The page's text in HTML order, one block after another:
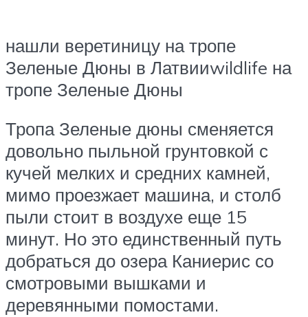
нашли веретиницу на тропе
Зеленые Дюны в Латвииwildlife на
тропе Зеленые Дюны
Тропа Зеленые дюны сменяется
довольно пыльной грунтовкой с
кучей мелких и средних камней,
мимо проезжает машина, и столб
пыли стоит в воздухе еще 15
минут. Но это единственный путь
добраться до озера Каниерис со
смотровыми вышками и
деревянными помостами.